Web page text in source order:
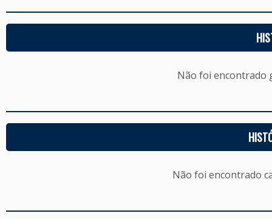
Não foi encontrado
Não foi encontrado